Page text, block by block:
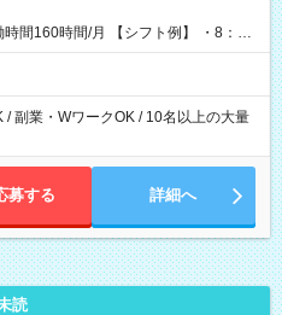
【シフト例】 ・8：00
/ 副業・WワークOK / 10名以上の大量
募する 詳細へ
読